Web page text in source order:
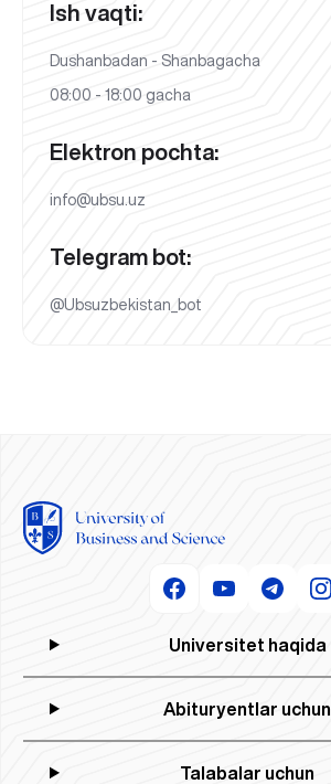
Ish vaqti:
Dushanbadan - Shanbagacha
08:00 - 18:00 gacha
Elektron pochta:
info@ubsu.uz
Telegram bot:
@Ubsuzbekistan_bot
Universitet haqida
Abituryentlar uchun
Talabalar uchun